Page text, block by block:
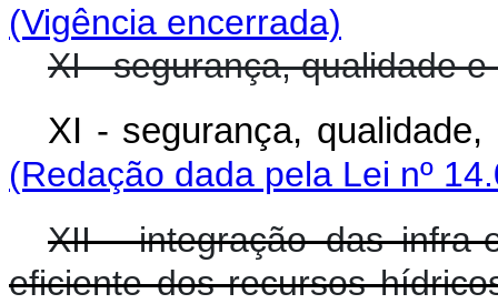
(Vigência encerrada)
XI - segurança, qualidade
XI - segurança,
(Redação dada pela Lei nº
XII - integração das
eficiente dos recursos